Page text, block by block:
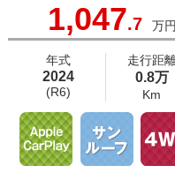
1,047.7 万円
年式
2024
(R6)
走行距
0.8万
Km